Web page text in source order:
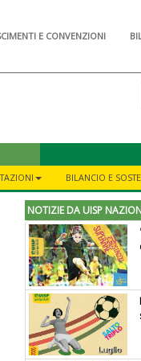
E CONVENZIONI
BILANCIO E
NOTIZIE DA UISP